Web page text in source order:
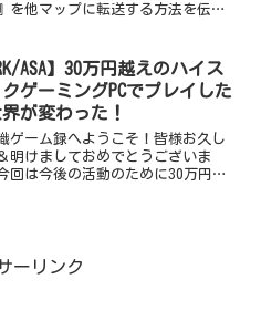
を他マップに転送する方法を伝え
記事で言っていなかったか？MEK
とエレメン...
ASA】30万円越えのハイス
ゲーミングPCでプレイした
界が変わった！
ゲーム録へようこそ！皆様お久し
明けましておめでとうございま
回は今後の活動のために30万円越
ーリンク